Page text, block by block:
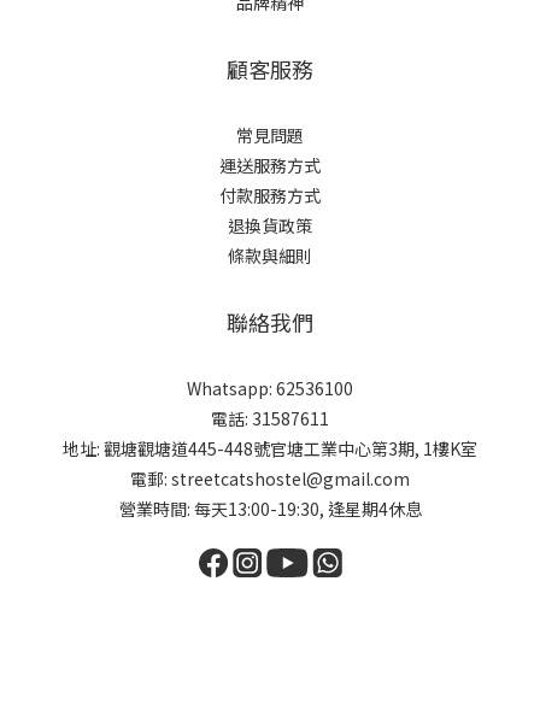
顧客服務
常見問題
運送服務方式
付款服務方式
退換貨政策
條款與細則
聯絡我們
Whatsapp: 62536100
電話: 31587611
地址: 觀塘觀塘道445-448號官塘工業中心第3期, 1樓K室
電郵: streetcatshostel@gmail.com
營業時間: 每天13:00-19:30, 逢星期4休息